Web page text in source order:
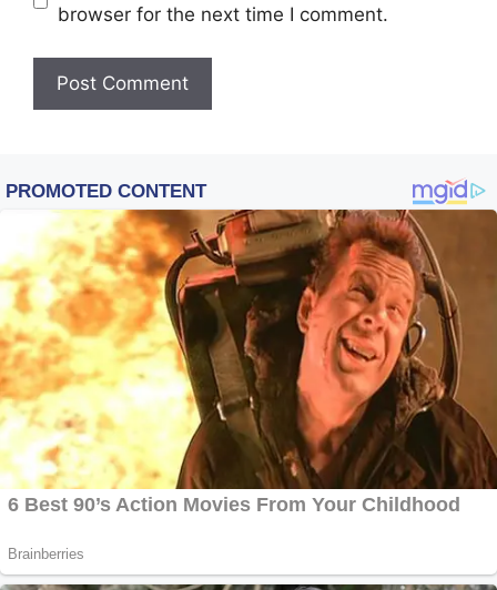
browser for the next time I comment.